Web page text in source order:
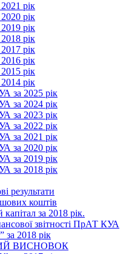
рік
рік
рік
рік
рік
рік
рік
рік
за 2025 рік
за 2024 рік
за 2023 рік
за 2022 рік
за 2021 рік
за 2020 рік
за 2019 рік
за 2018 рік
результати
коштів
за 2018 рік.
звітності ПрАТ КУА
за 2018 рік
ВИСНОВОК